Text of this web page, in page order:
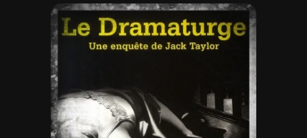
LIENS & FESTIVALS
UN POLAR AU HASARD